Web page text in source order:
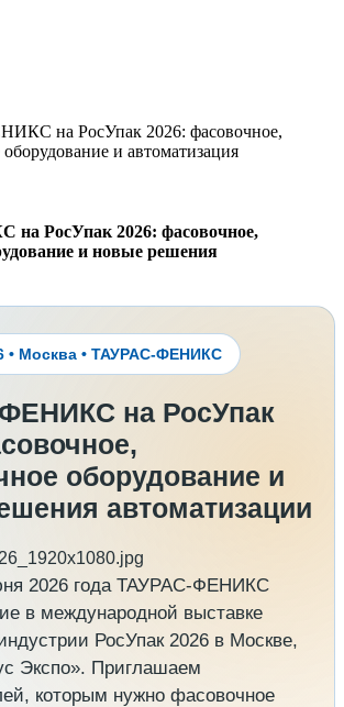
на РосУпак 2026: фасовочное,
и автоматизация
РосУпак 2026: фасовочное,
и новые решения
• Москва • ТАУРАС-ФЕНИКС
на РосУпак
оборудование и
автоматизации
2026 года ТАУРАС-ФЕНИКС
в международной выставке
РосУпак 2026 в Москве,
Экспо». Приглашаем
которым нужно фасовочное